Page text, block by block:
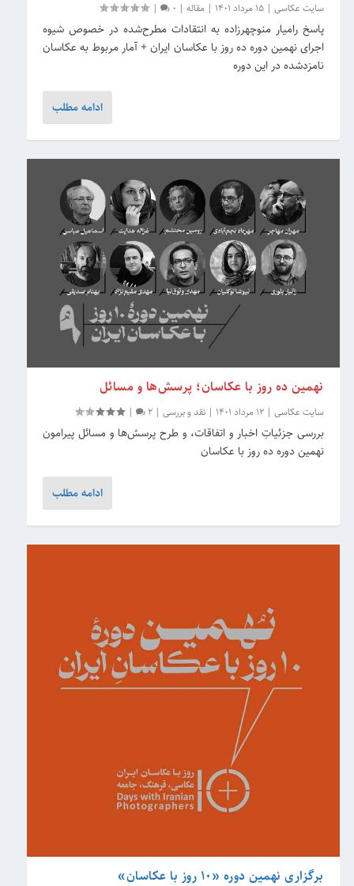
سایت عکاسی |15 مرداد 1401 |مقاله |
0
|
پاسخ رامیار منوچهرزاده به انتقادات مطرح‌شده در خصوص شیوه
اجرای نهمین دوره ده روز با عکاسان ایران + آمار مربوط به عکاسان
نامزدشده در این دوره
ادامه مطلب
نهمین ده روز با عکاسان؛ پرسش‌ها و مسائل
سایت عکاسی |12 مرداد 1401 |نقد و بررسی |
2
|
بررسی جزئیاتِ اخبار و اتفاقات، و طرح پرسش‌ها و مسائل پیرامون
نهمین دوره ده روز با عکاسان
ادامه مطلب
برگزاری نهمین دوره «۱۰ روز با عکاسان»